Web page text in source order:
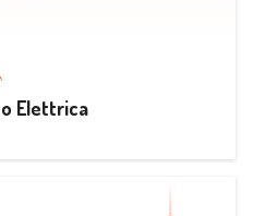
Elettrica